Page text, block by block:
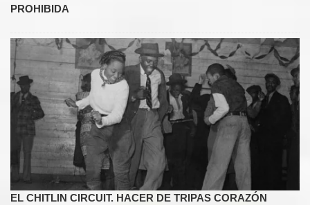
PROHIBIDA
EL CHITLIN CIRCUIT. HACER DE TRIPAS CORAZÓN